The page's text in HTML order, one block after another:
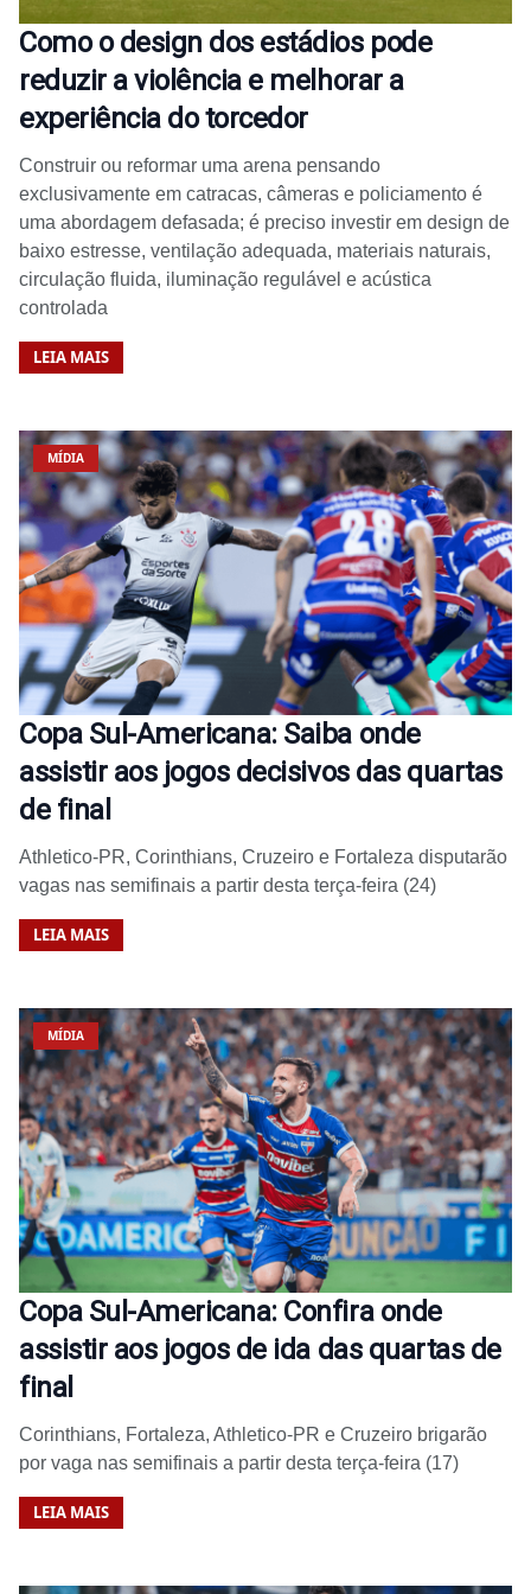
Como o design dos estádios pode
reduzir a violência e melhorar a
experiência do torcedor
Construir ou reformar uma arena pensando
exclusivamente em catracas, câmeras e policiamento é
uma abordagem defasada; é preciso investir em design de
baixo estresse, ventilação adequada, materiais naturais,
circulação fluida, iluminação regulável e acústica
controlada
LEIA MAIS
MÍDIA
Copa Sul-Americana: Saiba onde
assistir aos jogos decisivos das quartas
de final
Athletico-PR, Corinthians, Cruzeiro e Fortaleza disputarão
vagas nas semifinais a partir desta terça-feira (24)
LEIA MAIS
MÍDIA
Copa Sul-Americana: Confira onde
assistir aos jogos de ida das quartas de
final
Corinthians, Fortaleza, Athletico-PR e Cruzeiro brigarão
por vaga nas semifinais a partir desta terça-feira (17)
LEIA MAIS